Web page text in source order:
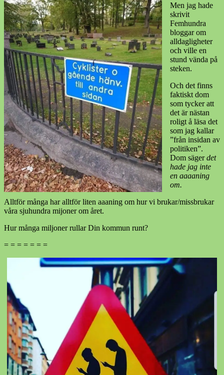
Men jag hade
skrivit
Femhundra
bloggar om
alldagligheter
och ville en
stund vända på
steken.
Och det finns
faktiskt dom
som tycker att
det är nästan
roligt å läsa det
som jag kallar
”från insidan av
politiken”.
Dom sägerdet
hade jag inte
en aaaaning
om.
Alltför många har alltför liten aaaning om hur vi brukar/missbrukar
våra sjuhundra mijoner om året.
Hur många miljoner rullar Din kommun runt?
= = = = = = =